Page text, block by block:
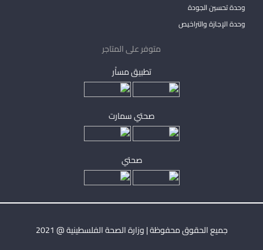
وحدة تحسين الجودة
وحدة الإجازة والتراخيص
متوفر على المتاجر
تطبيق مساْر
صحتي سمارت
صحتي
جميع الحقوق محفوظة | وزارة الصحة الفلسطينية @ 2021